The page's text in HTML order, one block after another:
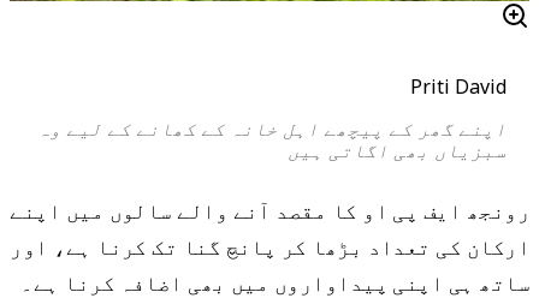
Priti David
اپنے گھر کے پیچھے اہل خانہ کے کھانے کے لیے وہ
سبزیاں بھی اگاتی ہیں
رونجھ ایف پی او کا مقصد آنے والے سالوں میں اپنے
ارکان کی تعداد بڑھا کر پانچ گنا تک کرنا ہے، اور
ساتھ ہی اپنی پیداواروں میں بھی اضافہ کرنا ہے۔